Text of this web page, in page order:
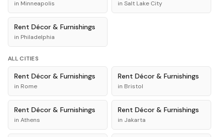
in Minneapolis in Salt Lake City
Rent Décor & Furnishings
in Philadelphia
ALL CITIES
Rent Décor & Furnishings
in Rome
Rent Décor & Furnishings
in Bristol
Rent Décor & Furnishings
in Athens
Rent Décor & Furnishings
in Jakarta